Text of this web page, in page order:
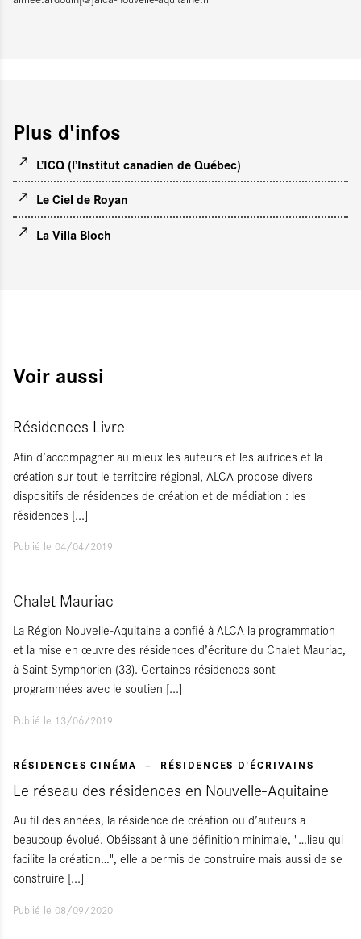
Plus d'infos
L’ICQ (l’Institut canadien de Québec)
Le Ciel de Royan
La Villa Bloch
Voir aussi
Résidences Livre
Afin d’accompagner au mieux les auteurs et les autrices et la
création sur tout le territoire régional, ALCA propose divers
dispositifs de résidences de création et de médiation : les
résidences [...]
Publié le 04/04/2019
Chalet Mauriac
La Région Nouvelle-Aquitaine a confié à ALCA la programmation
et la mise en œuvre des résidences d’écriture du Chalet Mauriac,
à Saint-Symphorien (33). Certaines résidences sont
programmées avec le soutien [...]
Publié le 13/06/2019
RÉSIDENCES CINÉMA RÉSIDENCES D'ÉCRIVAINS
Le réseau des résidences en Nouvelle-Aquitaine
Au fil des années, la résidence de création ou d’auteurs a
beaucoup évolué. Obéissant à une définition minimale, "…lieu qui
facilite la création…", elle a permis de construire mais aussi de se
construire [...]
Publié le 08/09/2020